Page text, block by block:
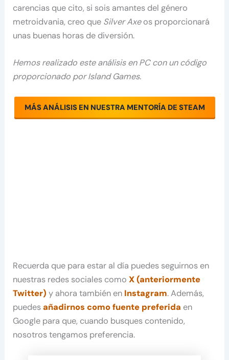
carencias que cito, si sois amantes del género
metroidvania, creo que Silver Axeos proporcionará
unas buenas horas de diversión.
Hemos realizado este análisis en PC con un código
proporcionado por Island Games.
MÁS ANÁLISIS EN NUESTRA MENTORÍA DE STEAM
Recuerda que para estar al día puedes seguirnos en
nuestras redes sociales comoX (anteriormente
Twitter) y ahora también en Instagram. Además,
puedesañadirnos como fuente preferida en
Google para que, cuando busques contenido,
nosotros tengamos preferencia.